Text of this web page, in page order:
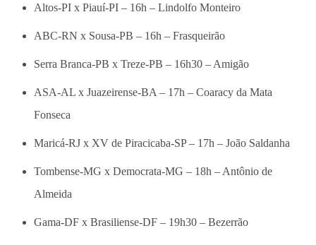
Altos-PI x Piauí-PI – 16h – Lindolfo Monteiro
ABC-RN x Sousa-PB – 16h – Frasqueirão
Serra Branca-PB x Treze-PB – 16h30 – Amigão
ASA-AL x Juazeirense-BA – 17h – Coaracy da Mata
Fonseca
Maricá-RJ x XV de Piracicaba-SP – 17h – João Saldanha
Tombense-MG x Democrata-MG – 18h – Antônio de
Almeida
Gama-DF x Brasiliense-DF – 19h30 – Bezerrão